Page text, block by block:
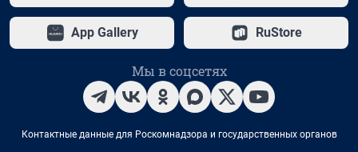
App Gallery RuStore
Мы в соцсетях
Контактные данные для Роскомнадзора и государственных органов